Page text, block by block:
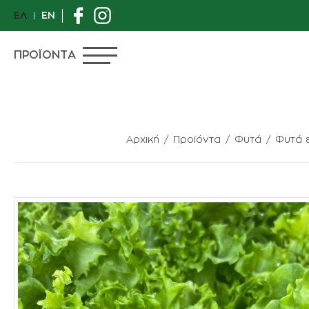
ΕΛ EN
ΠΡΟΪΟΝΤΑ
ΠΡΟΣΦΟΡΕΣ
ΑΝΘΟΠΩΛΕΙΟ
ΦΥΤΑ
ΓΛΑΣΤΡΕΣ
Αρχική Προϊόντα Φυτά Φυτά